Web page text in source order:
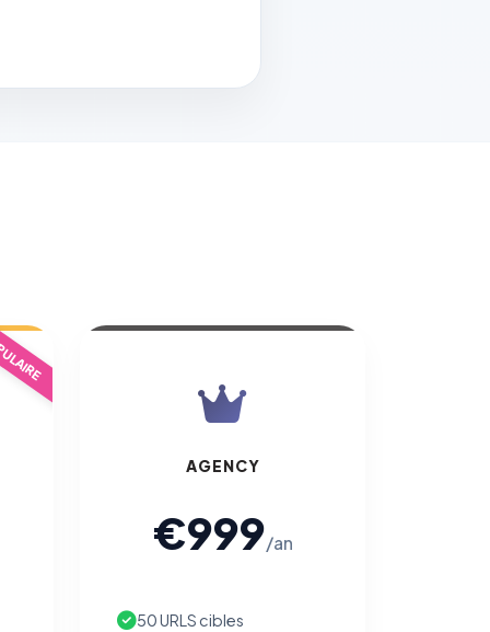
AGENCY
€999/an
50 URLS cibles